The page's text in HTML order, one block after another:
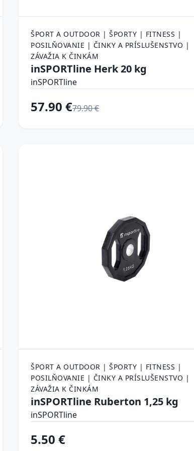
ŠPORT A OUTDOOR | ŠPORTY | FITNESS |
POSILŇOVANIE | ČINKY A PRÍSLUŠENSTVO |
ZÁVAŽIA K ČINKÁM
inSPORTline Herk 20 kg
inSPORTline
57.90 €79.90 €
ŠPORT A OUTDOOR | ŠPORTY | FITNESS |
POSILŇOVANIE | ČINKY A PRÍSLUŠENSTVO |
ZÁVAŽIA K ČINKÁM
inSPORTline Ruberton 1,25 kg
inSPORTline
5.50 €